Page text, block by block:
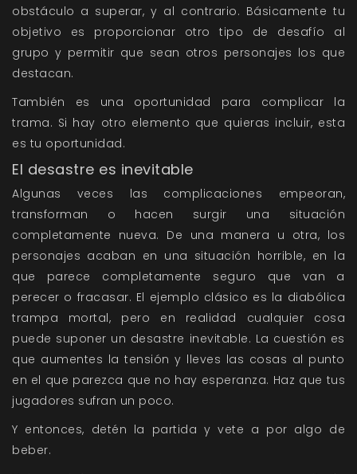
obstáculo a superar, y al contrario. Básicamente tu
objetivo es proporcionar otro tipo de desafío al
grupo y permitir que sean otros personajes los que
destacan.
También es una oportunidad para complicar la
trama. Si hay otro elemento que quieras incluir, esta
es tu oportunidad.
El desastre es inevitable
Algunas veces las complicaciones empeoran,
transforman o hacen surgir una situación
completamente nueva. De una manera u otra, los
personajes acaban en una situación horrible, en la
que parece completamente seguro que van a
perecer o fracasar. El ejemplo clásico es la diabólica
trampa mortal, pero en realidad cualquier cosa
puede suponer un desastre inevitable. La cuestión es
que aumentes la tensión y lleves las cosas al punto
en el que parezca que no hay esperanza. Haz que tus
jugadores sufran un poco.
Y entonces, detén la partida y vete a por algo de
beber.